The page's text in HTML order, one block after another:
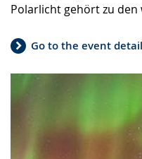
Polarlicht gehört zu
Go to the event